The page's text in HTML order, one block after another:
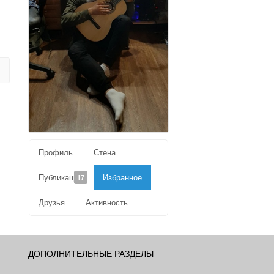
Профиль Стена
Публикации17 Избранное
Друзья Активность
ДОПОЛНИТЕЛЬНЫЕ РАЗДЕЛЫ